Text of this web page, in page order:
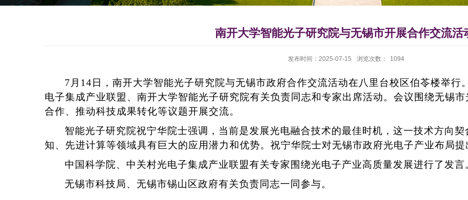
南开大学智能光子研究院与无锡市开展合作交流活
发布时间：2025-07-15 浏览次数： 1094
7 月 14 日，南开大学智能光子研究院与无锡市政府合作交流活动在八里台校区伯苓楼举行
电子集成产业联盟、南开大学智能光子研究院有关负责同志和专家出席活动。会议围绕无锡
合作、推动科技成果转化等议题开展交流。
智能光子研究院祝宁华院士强调，当前是发展光电融合技术的最佳时机，这一技术方向
知、先进计算等领域具有巨大的应用潜力和优势。祝宁华院士对无锡市政府光电子产业布局提
中国科学院、中关村光电子集成产业联盟有关专家围绕光电子产业高质量发展进行了发言
无锡市科技局、无锡市锡山区政府有关负责同志一同参与。